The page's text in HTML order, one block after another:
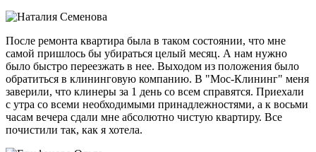
После ремонта квартира была в таком состоянии, что мне
самой пришлось бы убираться целый месяц. А нам нужно
было быстро переезжать в нее. Выходом из положения было
обратиться в клининговую компанию. В "Мос-Клининг" меня
заверили, что клинеры за 1 день со всем справятся. Приехали
с утра со всеми необходимыми принадлежностями, а к восьми
часам вечера сдали мне абсолютно чистую квартиру. Все
почистили так, как я хотела.